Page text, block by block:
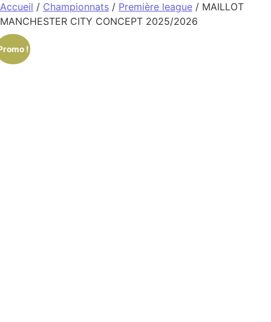
Accueil / Championnats / Première league / MAILLOT
MANCHESTER CITY CONCEPT 2025/2026
!